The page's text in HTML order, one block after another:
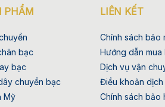
PHẨM
bạc
bạc
chuyền bạc
Mỹ
LIÊN KẾT
Chính sách bảo
Hướng dẫn mua
Dịch vụ vận
Điều khoản dịch
Chính sách bảo